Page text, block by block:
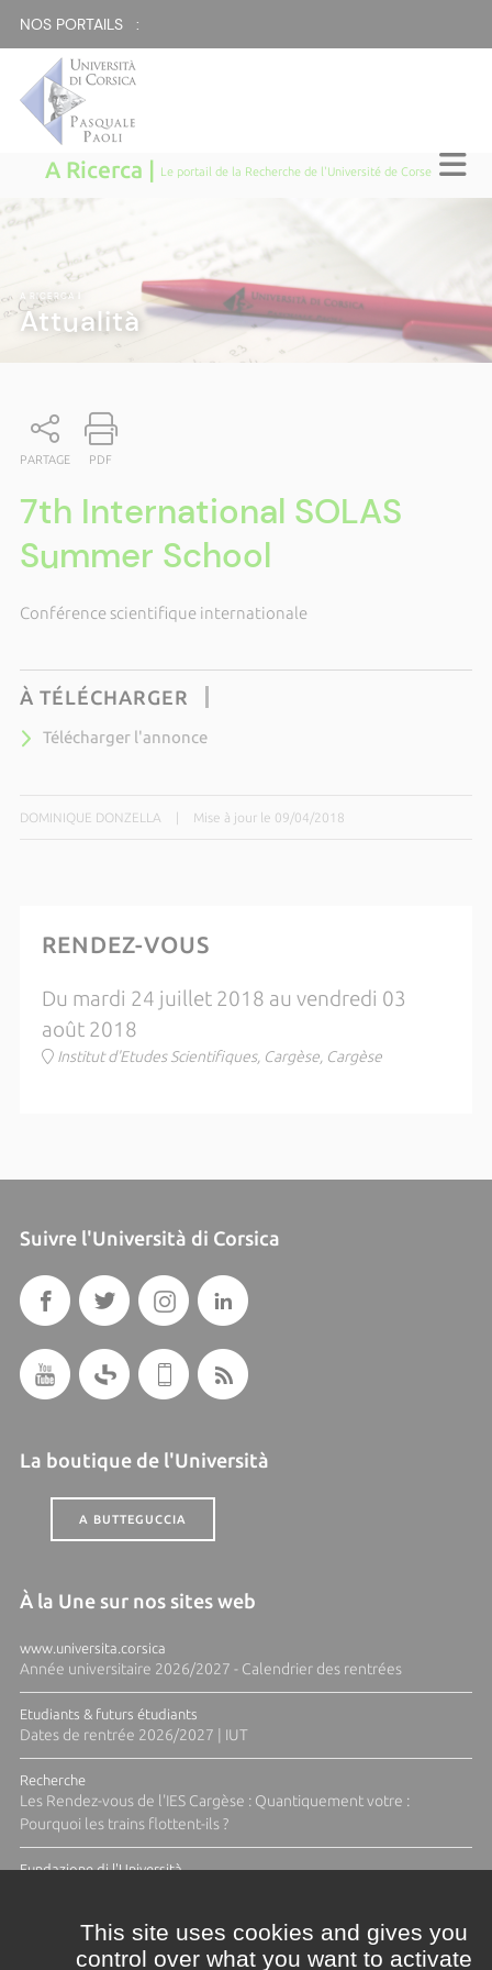
NOS PORTAILS :
A Ricerca | Le portail de la Recherche de l'Université de Corse
A RICERCA
Attualità
PARTAGE PDF
7th International SOLAS
Summer School
Conférence scientifique internationale
À TÉLÉCHARGER
Télécharger l'annonce
DOMINIQUE DONZELLA Mise à jour le 09/04/2018
RENDEZ-VOUS
Du mardi 24 juillet 2018 au vendredi 03
août 2018
Institut d'Etudes Scientifiques, Cargèse, Cargèse
Suivre l'Università di Corsica
La boutique de l'Università
A BUTTEGUCCIA
À la Une sur nos sites web
www.universita.corsica
Année universitaire 2026/2027 - Calendrier des rentrées
Etudiants & futurs étudiants
Dates de rentrée 2026/2027 | IUT
Recherche
Les Rendez-vous de l'IES Cargèse : Quantiquement votre :
Pourquoi les trains flottent-ils ?
Fundazione di l'Università
This site uses cookies and gives you
control over what you want to activate